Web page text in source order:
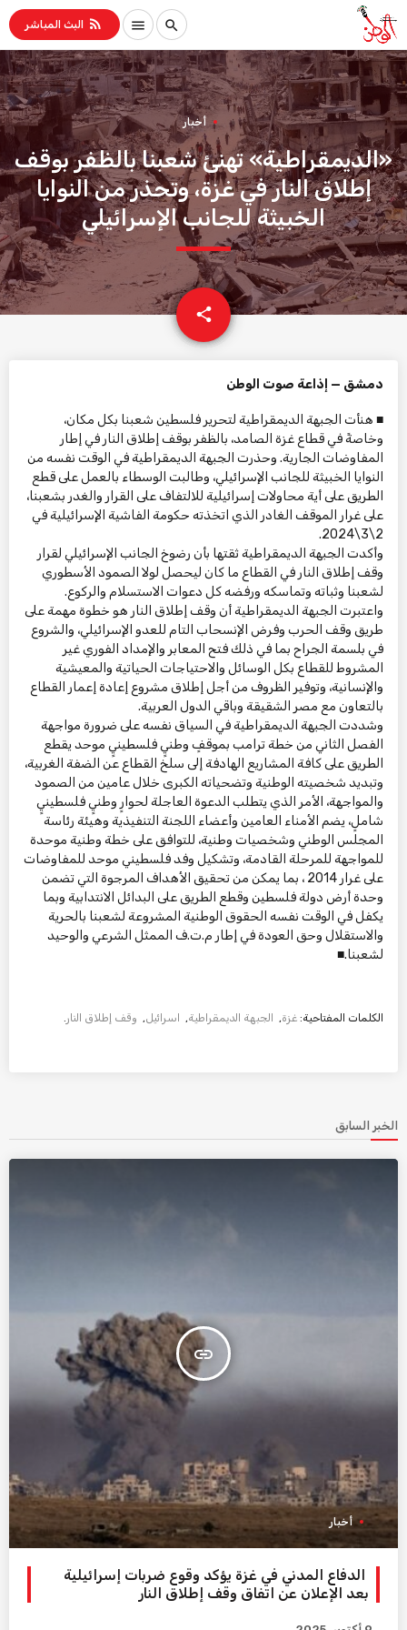
search
menu
rss_feed البث المباشر
أخبار
«الديمقراطية» تهنئ شعبنا بالظفر بوقف
إطلاق النار في غزة، وتحذر من النوايا
الخبيثة للجانب الإسرائيلي
share
email
دمشق — إذاعة صوت الوطن
■ هنأت الجبهة الديمقراطية لتحرير فلسطين شعبنا بكل مكان،
وخاصةً في قطاع غزة الصامد، بالظفر بوقف إطلاق النار في إطار
المفاوضات الجارية. وحذرت الجبهة الديمقراطية في الوقت نفسه من
النوايا الخبيثة للجانب الإسرائيلي، وطالبت الوسطاء بالعمل على قطع
الطريق على أية محاولات إسرائيلية للالتفاف على القرار والغدر بشعبنا،
على غرار الموقف الغادر الذي اتخذته حكومة الفاشية الإسرائيلية في
2\3\2024.
وأكدت الجبهة الديمقراطية ثقتها بأن رضوخ الجانب الإسرائيلي لقرار
وقف إطلاق النار في القطاع ما كان ليحصل لولا الصمود الأسطوري
لشعبنا وثباته وتماسكه ورفضه كل دعوات الاستسلام والركوع.
واعتبرت الجبهة الديمقراطية أن وقف إطلاق النار هو خطوة مهمة على
طريق وقف الحرب وفرض الإنسحاب التام للعدو الإسرائيلي، والشروع
في بلسمة الجراح بما في ذلك فتح المعابر والإمداد الفوري غير
المشروط للقطاع بكل الوسائل والاحتياجات الحياتية والمعيشية
والإنسانية، وتوفير الظروف من أجل إطلاق مشروع إعادة إعمار القطاع
بالتعاون مع مصر الشقيقة وباقي الدول العربية.
وشددت الجبهة الديمقراطية في السياق نفسه على ضرورة مواجهة
الفصل الثاني من خطة ترامب بموقفٍ وطنيٍ فلسطينيٍ موحد يقطع
الطريق على كافة المشاريع الهادفة إلى سلخ القطاع عن الضفة الغربية،
وتبديد شخصيته الوطنية وتضحياته الكبرى خلال عامين من الصمود
والمواجهة، الأمر الذي يتطلب الدعوة العاجلة لحوارٍ وطنيٍ فلسطينيٍ
شاملٍ، يضم الأمناء العامين وأعضاء اللجنة التنفيذية وهيئة رئاسة
المجلس الوطني وشخصيات وطنية، للتوافق على خطة وطنية موحدة
للمواجهة للمرحلة القادمة، وتشكيل وفد فلسطيني موحد للمفاوضات
على غرار 2014 ، بما يمكن من تحقيق الأهداف المرجوة التي تضمن
وحدة أرض دولة فلسطين وقطع الطريق على البدائل الانتدابية وبما
يكفل في الوقت نفسه الحقوق الوطنية المشروعة لشعبنا بالحرية
والاستقلال وحق العودة في إطار م.ت.ف الممثل الشرعي والوحيد
لشعبنا.■
الكلمات المفتاحية: غزة, الجبهة الديمقراطية, اسرائيل, وقف إطلاق النار
الخبر السابق
insert_link
أخبار
الدفاع المدني في غزة يؤكد وقوع ضربات إسرائيلية
بعد الإعلان عن اتفاق وقف إطلاق النار